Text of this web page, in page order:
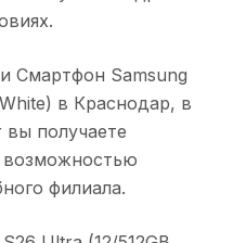
Смартфон Samsung
в Краснодар, в
вы получаете
возможностью
филиала.